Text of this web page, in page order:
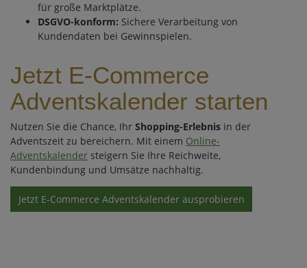
für große Marktplätze.
DSGVO-konform: Sichere Verarbeitung von
Kundendaten bei Gewinnspielen.
Jetzt E-Commerce
Adventskalender starten
Nutzen Sie die Chance, Ihr Shopping-Erlebnis in der
Adventszeit zu bereichern. Mit einem Online-
Adventskalender steigern Sie Ihre Reichweite,
Kundenbindung und Umsätze nachhaltig.
Jetzt E-Commerce Adventskalender ausprobieren